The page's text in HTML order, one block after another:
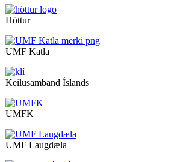
Höttur
UMF Katla
Keilusamband Íslands
UMFK
UMF Laugdæla